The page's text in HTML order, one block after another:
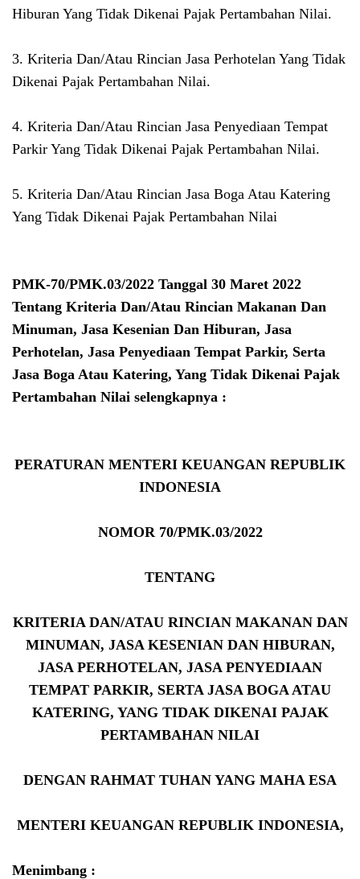
Hiburan Yang Tidak Dikenai Pajak Pertambahan Nilai.
3. Kriteria Dan/Atau Rincian Jasa Perhotelan Yang Tidak
Dikenai Pajak Pertambahan Nilai.
4. Kriteria Dan/Atau Rincian Jasa Penyediaan Tempat
Parkir Yang Tidak Dikenai Pajak Pertambahan Nilai.
5. Kriteria Dan/Atau Rincian Jasa Boga Atau Katering
Yang Tidak Dikenai Pajak Pertambahan Nilai
PMK-70/PMK.03/2022 Tanggal 30 Maret 2022
Tentang Kriteria Dan/Atau Rincian Makanan Dan
Minuman, Jasa Kesenian Dan Hiburan, Jasa
Perhotelan, Jasa Penyediaan Tempat Parkir, Serta
Jasa Boga Atau Katering, Yang Tidak Dikenai Pajak
Pertambahan Nilai selengkapnya :
PERATURAN MENTERI KEUANGAN REPUBLIK
INDONESIA
NOMOR 70/PMK.03/2022
TENTANG
KRITERIA DAN/ATAU RINCIAN MAKANAN DAN
MINUMAN, JASA KESENIAN DAN HIBURAN,
JASA PERHOTELAN, JASA PENYEDIAAN
TEMPAT PARKIR, SERTA JASA BOGA ATAU
KATERING, YANG TIDAK DIKENAI PAJAK
PERTAMBAHAN NILAI
DENGAN RAHMAT TUHAN YANG MAHA ESA
MENTERI KEUANGAN REPUBLIK INDONESIA,
Menimbang :